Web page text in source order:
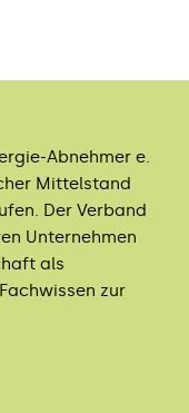
Abnehmer e.
Mittelstand
Der Verband
Unternehmen
als
zur